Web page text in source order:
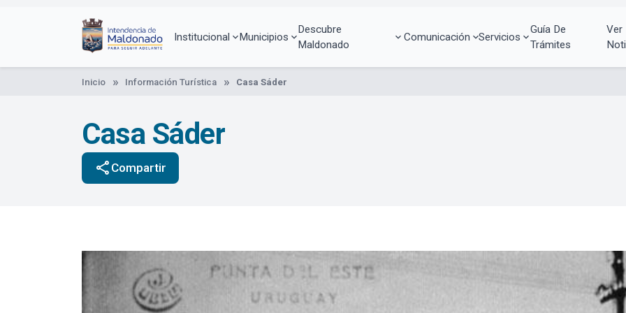
Institucional Municipios
Descubre
Maldonado
Comunicación Servicios
Guía De
Trámites
Ver
Inicio Información Turística Casa Sáder
Casa Sáder
share Compartir